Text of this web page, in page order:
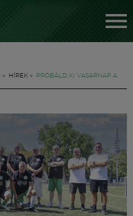
» HÍREK »
PRÓBÁLD KI VASÁRNAP A